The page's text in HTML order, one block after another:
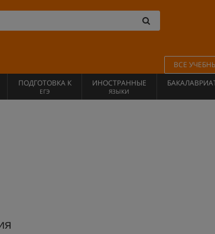
ВСЕ
ПОДГОТОВКА К
ЕГЭ
ИНОСТРАННЫЕ
ЯЗЫКИ